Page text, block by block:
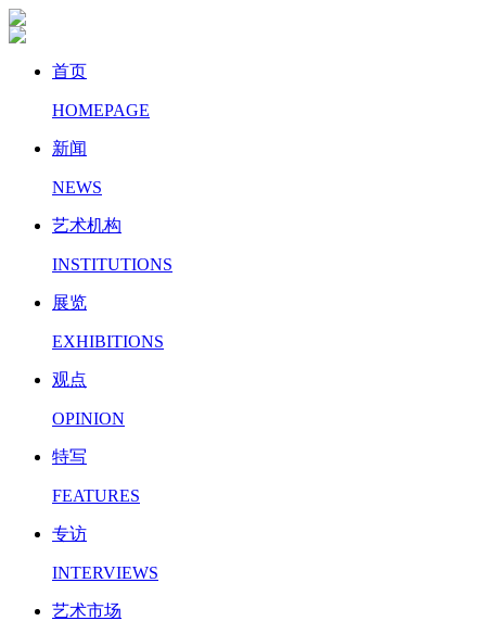
首页
HOMEPAGE
新闻
NEWS
艺术机构
INSTITUTIONS
展览
EXHIBITIONS
观点
OPINION
特写
FEATURES
专访
INTERVIEWS
艺术市场